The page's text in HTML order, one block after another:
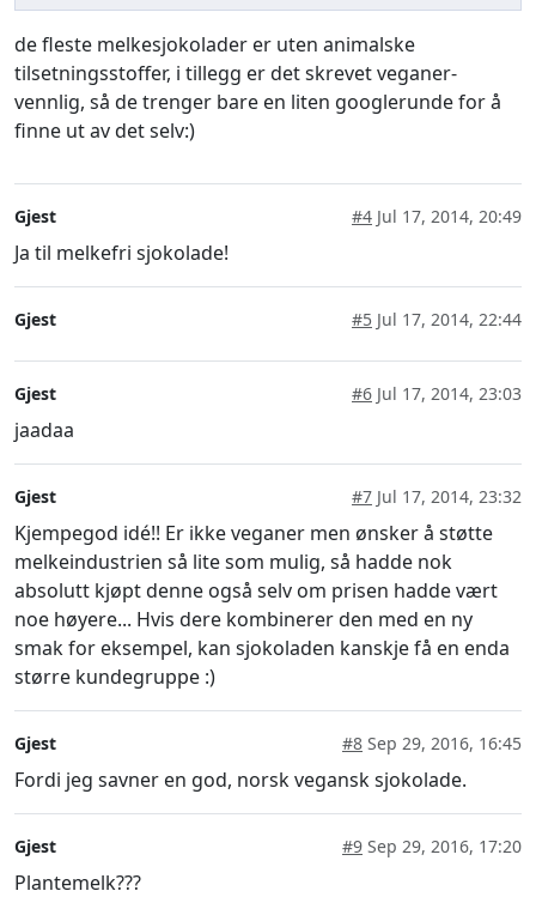
de fleste melkesjokolader er uten animalske
tilsetningsstoffer, i tillegg er det skrevet veganer-
vennlig, så de trenger bare en liten googlerunde for å
finne ut av det selv:)
Gjest #4 Jul 17, 2014, 20:49
Ja til melkefri sjokolade!
Gjest #5 Jul 17, 2014, 22:44
Gjest #6 Jul 17, 2014, 23:03
jaadaa
Gjest #7 Jul 17, 2014, 23:32
Kjempegod idé!! Er ikke veganer men ønsker å støtte
melkeindustrien så lite som mulig, så hadde nok
absolutt kjøpt denne også selv om prisen hadde vært
noe høyere... Hvis dere kombinerer den med en ny
smak for eksempel, kan sjokoladen kanskje få en enda
større kundegruppe :)
Gjest #8 Sep 29, 2016, 16:45
Fordi jeg savner en god, norsk vegansk sjokolade.
Gjest #9 Sep 29, 2016, 17:20
Plantemelk???